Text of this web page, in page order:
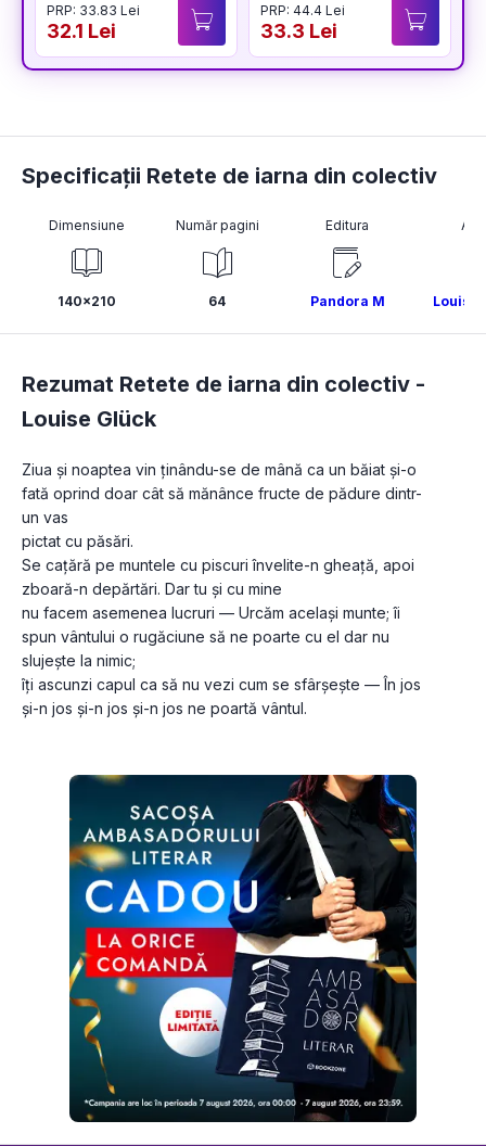
PRP: 33.83 Lei
32.1 Lei
PRP: 44.4 Lei
33.3 Lei
Specificații Retete de iarna din colectiv
Dimensiune
140x210
Număr pagini
64
Editura
Pandora M Louise
Rezumat Retete de iarna din colectiv -
Louise Glück
Ziua și noaptea vin ținându-se de mână ca un băiat și-o
fată oprind doar cât să mănânce fructe de pădure dintr-
un vas
pictat cu păsări.
Se cațără pe muntele cu piscuri învelite-n gheață, apoi
zboară-n depărtări. Dar tu și cu mine
nu facem asemenea lucruri — Urcăm același munte; îi
spun vântului o rugăciune să ne poarte cu el dar nu
slujește la nimic;
îți ascunzi capul ca să nu vezi cum se sfârșește — În jos
și-n jos și-n jos și-n jos ne poartă vântul.